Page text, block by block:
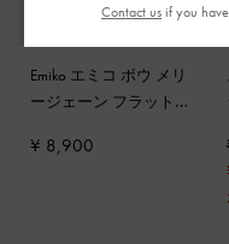
Emiko エミコ ボウ メリ
ージェーン フラット-
¥ 8,900
Contact usif you